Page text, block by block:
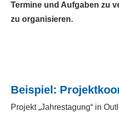
Termine und Aufgaben zu
zu organisieren.
Beispiel:
Projekt „Jahrestagung“ in